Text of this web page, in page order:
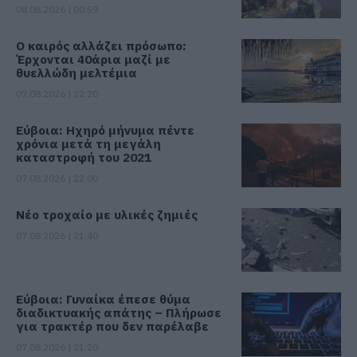
Ο καιρός αλλάζει πρόσωπο:
Έρχονται 40άρια μαζί με
θυελλώδη μελτέμια
Εύβοια: Ηχηρό μήνυμα πέντε
χρόνια μετά τη μεγάλη
καταστροφή του 2021
Νέο τροχαίο με υλικές ζημιές
Εύβοια: Γυναίκα έπεσε θύμα
διαδικτυακής απάτης – Πλήρωσε
για τρακτέρ που δεν παρέλαβε